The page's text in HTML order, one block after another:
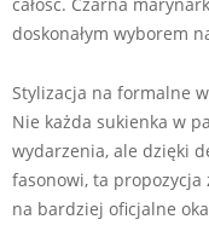
całość. Czarna
doskonałym wyborem
Stylizacja na formalne
Nie każda sukienka w
wydarzenia, ale dzięki
fasonowi, ta
na bardziej oficjalne